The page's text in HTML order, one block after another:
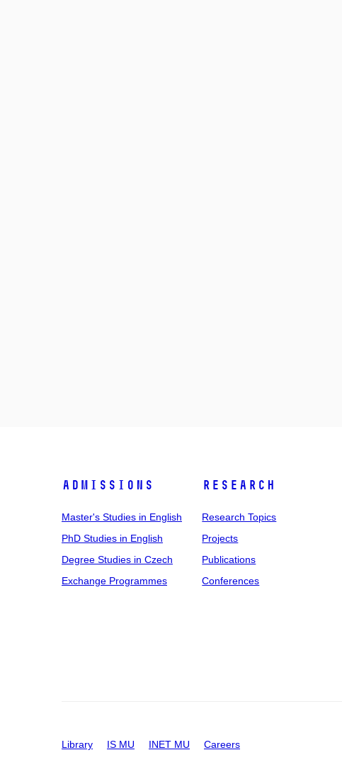
Admissions
Master's Studies in English
PhD Studies in English
Degree Studies in Czech
Exchange Programmes
Research
Research Topics
Projects
Publications
Conferences
Library IS MU INET MU Careers